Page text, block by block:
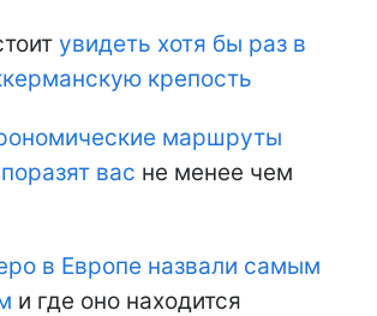
увидеть хотя бы раз в
крепость
маршруты
вас не менее чем
в Европе назвали самым
и где оно находится